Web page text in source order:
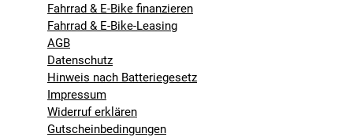
Fahrrad & E-Bike finanzieren
Fahrrad & E-Bike-Leasing
AGB
Datenschutz
Hinweis nach Batteriegesetz
Impressum
Widerruf erklären
Gutscheinbedingungen